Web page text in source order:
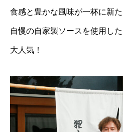
食感と豊かな風味が一杯に新
自慢の自家製ソースを使用し
大人気！